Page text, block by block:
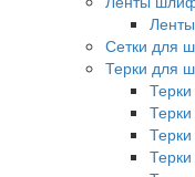
Сетки для
Терки для